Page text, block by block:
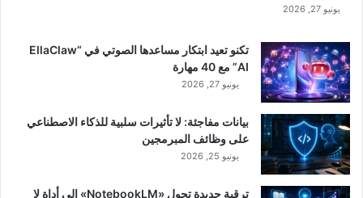
يونيو 27, 2026
تكنو تعيد ابتكار مساعدها الصوتي في “EllaClaw
AI” مع 40 مهارة
يونيو 27, 2026
بيانات مفاجئة: لا تأثيرات سلبية للذكاء الاصطناعي
على وظائف المبرمجين
يونيو 25, 2026
ترقية جديدة تحول «NotebookLM» إلى أداة لا